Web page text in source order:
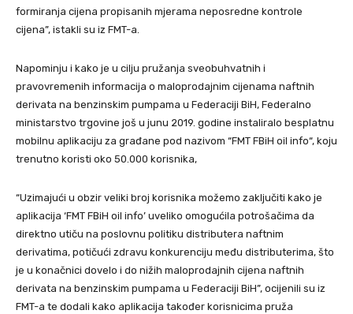
formiranja cijena propisanih mjerama neposredne kontrole
cijena”, istakli su iz FMT-a.
Napominju i kako je u cilju pružanja sveobuhvatnih i
pravovremenih informacija o maloprodajnim cijenama naftnih
derivata na benzinskim pumpama u Federaciji BiH, Federalno
ministarstvo trgovine još u junu 2019. godine instaliralo besplatnu
mobilnu aplikaciju za građane pod nazivom “FMT FBiH oil info“, koju
trenutno koristi oko 50.000 korisnika,
“Uzimajući u obzir veliki broj korisnika možemo zaključiti kako je
aplikacija ‘FMT FBiH oil info’ uveliko omogućila potrošačima da
direktno utiču na poslovnu politiku distributera naftnim
derivatima, potičući zdravu konkurenciju među distributerima, što
je u konačnici dovelo i do nižih maloprodajnih cijena naftnih
derivata na benzinskim pumpama u Federaciji BiH”, ocijenili su iz
FMT-a te dodali kako aplikacija također korisnicima pruža